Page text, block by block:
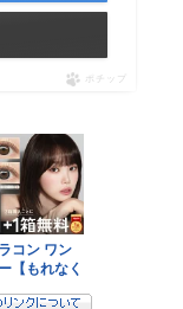
ポチップ